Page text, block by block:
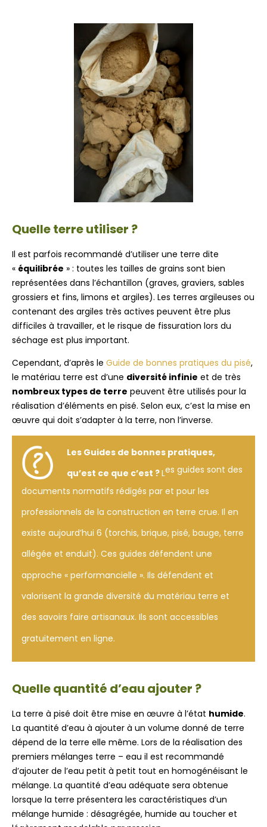
Quelle terre utiliser ?
Il est parfois recommandé d’utiliser une terre dite
« équilibrée » : toutes les tailles de grains sont bien
représentées dans l’échantillon (graves, graviers, sables
grossiers et fins, limons et argiles). Les terres argileuses ou
contenant des argiles très actives peuvent être plus
difficiles à travailler, et le risque de fissuration lors du
séchage est plus important.
Cependant, d’après le Guide de bonnes pratiques du pisé,
le matériau terre est d’une diversité infinie et de très
nombreux types de terre peuvent être utilisés pour la
réalisation d’éléments en pisé. Selon eux, c’est la mise en
œuvre qui doit s’adapter à la terre, non l’inverse.
Les Guides de bonnes pratiques,
qu’est ce que c’est ?Les guides sont des
documents normatifs rédigés par et pour les
professionnels de la construction en terre crue. Il en
existe aujourd’hui 6 (torchis, brique, pisé, bauge, terre
allégée et enduit). Ces guides défendent une
approche « performancielle ». Ils défendent et
valorisent la grande diversité du matériau terre et
des savoirs faire artisanaux. Ils sont accessibles
gratuitement en ligne.
Quelle quantité d’eau ajouter ?
La terre à pisé doit être mise en œuvre à l’état humide.
La quantité d’eau à ajouter à un volume donné de terre
dépend de la terre elle même. Lors de la réalisation des
premiers mélanges terre – eau il est recommandé
d’ajouter de l’eau petit à petit tout en homogénéisant le
mélange. La quantité d’eau adéquate sera obtenue
lorsque la terre présentera les caractéristiques d’un
mélange humide : désagrégée, humide au toucher et